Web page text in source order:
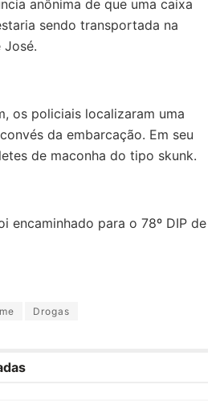
anônima de que uma caixa
sendo transportada na
José.
os policiais localizaram uma
da embarcação. Em seu
de maconha do tipo skunk.
encaminhado para o 78º DIP de
Drogas